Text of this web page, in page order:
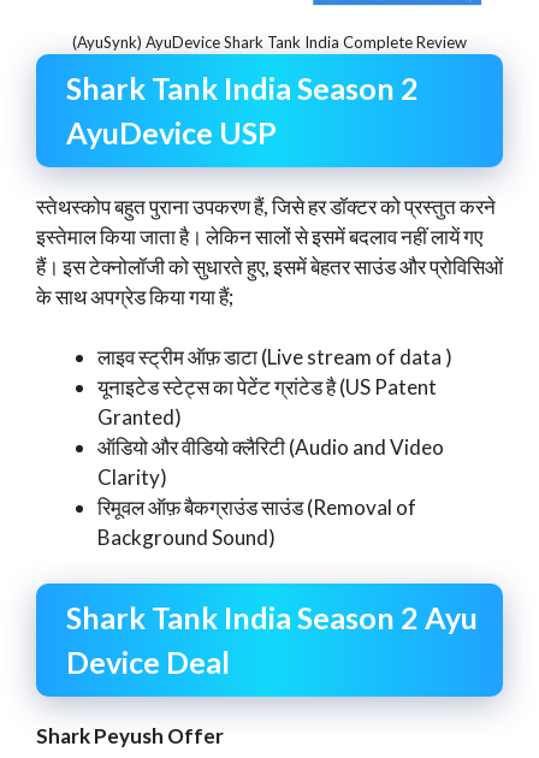
(AyuSynk) AyuDevice Shark Tank India Complete Review
Shark Tank India Season 2
AyuDevice USP
स्तेथस्कोप बहुत पुराना उपकरण हैं, जिसे हर डॉक्टर को प्रस्तुत करने
इस्तेमाल किया जाता है। लेकिन सालों से इसमें बदलाव नहीं लायें गए
हैं। इस टेक्नोलॉजी को सुधारते हुए, इसमें बेहतर साउंड और प्रोविसिओं
के साथ अपग्रेड किया गया हैं;
लाइव स्ट्रीम ऑफ़ डाटा (Live stream of data )
यूनाइटेड स्टेट्स का पेटेंट ग्रांटेड है (US Patent
Granted)
ऑडियो और वीडियो क्लैरिटी (Audio and Video
Clarity)
रिमूवल ऑफ़ बैकग्राउंड साउंड (Removal of
Background Sound)
Shark Tank India Season 2 Ayu
Device Deal
Shark Peyush Offer